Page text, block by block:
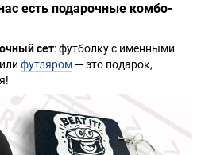
есть подарочные комбо-
сет: футболку с именными
футляром — это подарок,